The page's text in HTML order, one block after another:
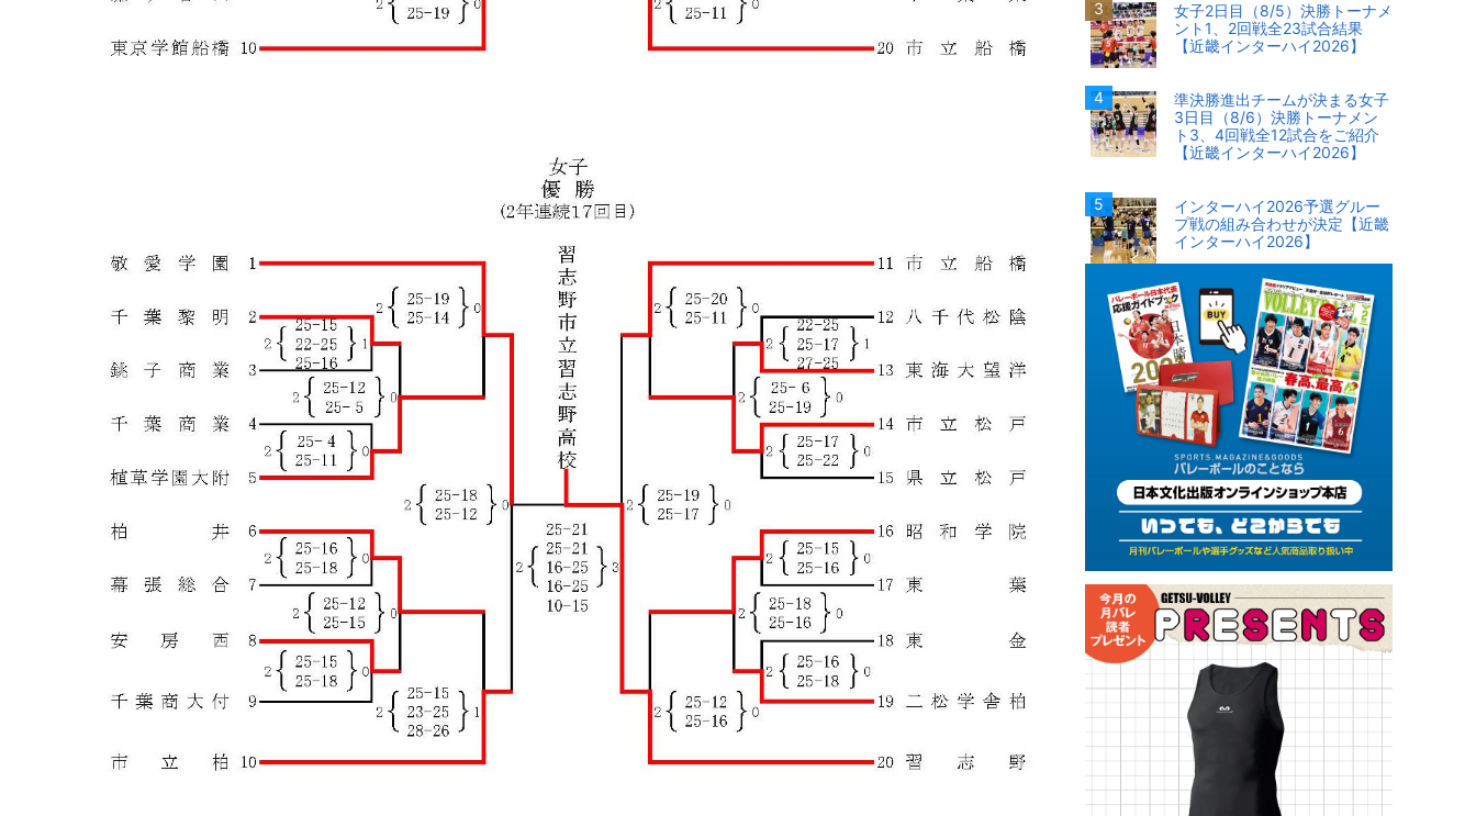
女子2日目（8/5）決勝トーナメ
ント1、2回戦全23試合結果
【近畿インターハイ2026】
準決勝進出チームが決まる女子
3日目（8/6）決勝トーナメン
ト3、4回戦全12試合をご紹介
【近畿インターハイ2026】
インターハイ2026予選グルー
プ戦の組み合わせが決定【近畿
インターハイ2026】